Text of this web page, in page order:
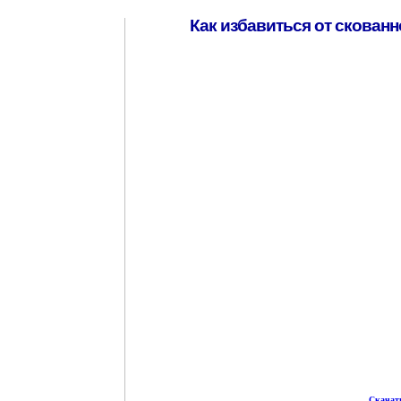
Как избавиться от